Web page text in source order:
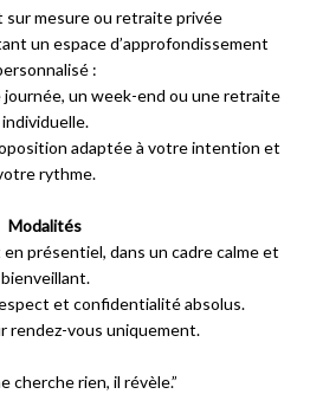
sur mesure ou retraite privée
un espace d’approfondissement
:
un week-end ou une retraite
individuelle.
adaptée à votre intention et
rythme.
Modalités
présentiel, dans un cadre calme et
bienveillant.
et confidentialité absolus.
rendez-vous uniquement.
cherche rien, il révèle.”